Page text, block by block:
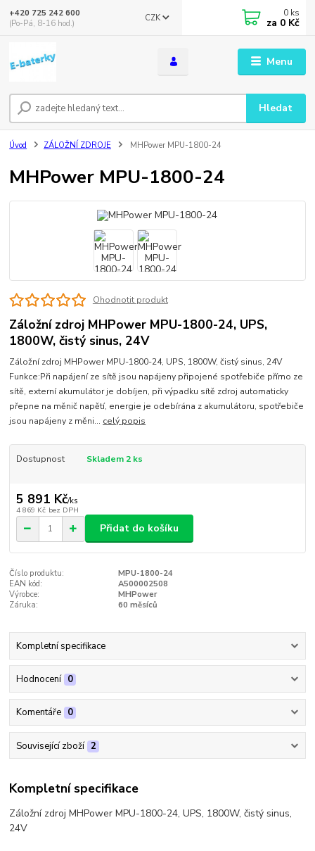
Menu
CZK
Hledat
+420 725 242 600
(Po-Pá, 8-16 hod.)
0 ks
za 0 Kč
Úvod ZÁLOŽNÍ ZDROJE MHPower MPU-1800-24
MHPower MPU-1800-24
Ohodnotit produkt
Záložní zdroj MHPower MPU-1800-24, UPS,
1800W, čistý sinus, 24V
Záložní zdroj MHPower MPU-1800-24, UPS, 1800W, čistý sinus, 24V
Funkce:Při napájení ze sítě jsou napájeny připojené spotřebiče přímo ze
sítě, externí akumulátor je dobíjen, při výpadku sítě zdroj automaticky
přepne na měnič napětí, energie je odebírána z akumulátoru, spotřebiče
jsou napájeny z měni... celý popis
Dostupnost Skladem 2 ks
5 891 Kč/ks
4 869 Kč bez DPH
Přidat do košíku
Číslo produktu:
MPU-1800-24
EAN kód:
A500002508
Výrobce:
MHPower
Záruka:
60 měsíců
Kompletní specifikace
Hodnocení 0
Komentáře 0
Související zboží 2
Kompletní specifikace
Záložní zdroj MHPower MPU-1800-24, UPS, 1800W, čistý sinus,
24V